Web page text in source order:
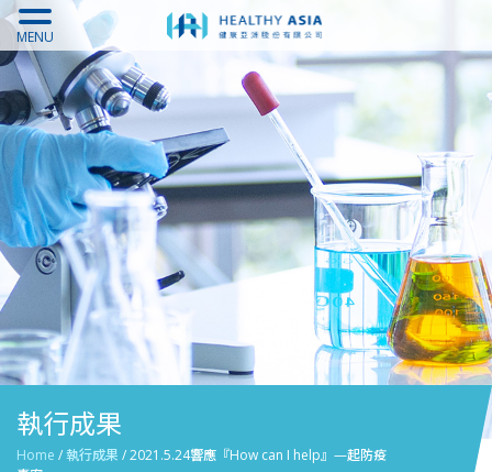
MENU
執行成果
Home /執行成果 /2021.5.24響應『How can I help』—起防疫